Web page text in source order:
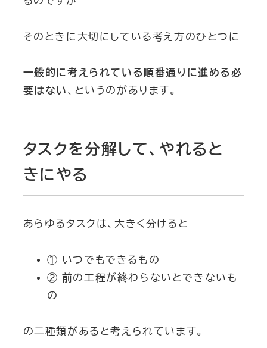
そのときに大切にしている考え方のひとつに
一般的に考えられている順番通りに進める必
要はない 、というのがあります。
タスクを分解して、やれると
きにやる
あらゆるタスクは、大きく分けると
① いつでもできるもの
② 前の工程が終わらないとできないも
の
の二種類があると考えられています。